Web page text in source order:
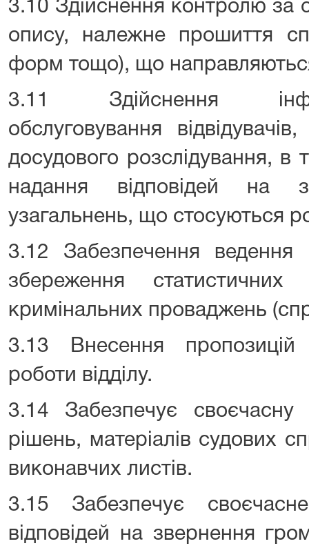
3.10 Здійснення контролю за
опису, належне прошиття
форм тощо), що
3.11 Здійснення
обслуговування
досудового розслідування, в
надання відповідей на
узагальнень, що стосуються
3.12 Забезпечення ведення
збереження
кримінальних проваджень
3.13 Внесення
роботи відділу.
3.14 Забезпечує своєчасну
рішень, матеріалів судових
виконавчих листів.
3.15 Забезпечує
відповідей на звернення